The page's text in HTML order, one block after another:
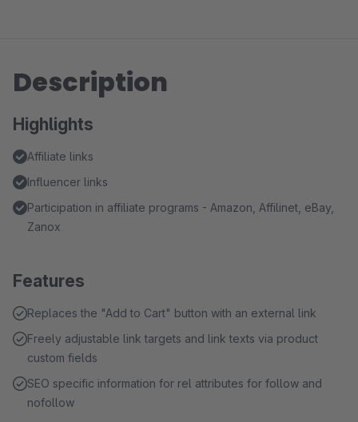
Description
Highlights
Affiliate links
Influencer links
Participation in affiliate programs - Amazon, Affilinet, eBay,
Zanox
Features
Replaces the "Add to Cart" button with an external link
Freely adjustable link targets and link texts via product
custom fields
SEO specific information for rel attributes for follow and
nofollow